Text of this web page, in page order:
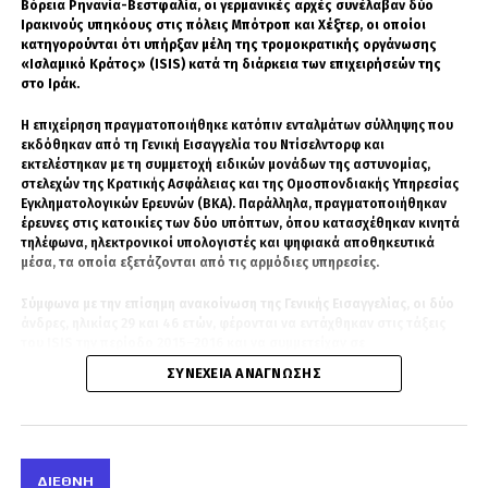
Βόρεια Ρηνανία-Βεστφαλία, οι γερμανικές αρχές συνέλαβαν δύο
Ιρακινούς υπηκόους στις πόλεις Μπότροπ και Χέξτερ, οι οποίοι
κατηγορούνται ότι υπήρξαν μέλη της τρομοκρατικής οργάνωσης
«Ισλαμικό Κράτος» (ISIS) κατά τη διάρκεια των επιχειρήσεών της
στο Ιράκ.
Η επιχείρηση πραγματοποιήθηκε κατόπιν ενταλμάτων σύλληψης που
εκδόθηκαν από τη Γενική Εισαγγελία του Ντίσελντορφ και
εκτελέστηκαν με τη συμμετοχή ειδικών μονάδων της αστυνομίας,
στελεχών της Κρατικής Ασφάλειας και της Ομοσπονδιακής Υπηρεσίας
Εγκληματολογικών Ερευνών (BKA). Παράλληλα, πραγματοποιήθηκαν
έρευνες στις κατοικίες των δύο υπόπτων, όπου κατασχέθηκαν κινητά
τηλέφωνα, ηλεκτρονικοί υπολογιστές και ψηφιακά αποθηκευτικά
μέσα, τα οποία εξετάζονται από τις αρμόδιες υπηρεσίες.
Σύμφωνα με την επίσημη ανακοίνωση της Γενικής Εισαγγελίας, οι δύο
δραστηριότητες της οργάνωσης στο Ιράκ. Οι διώξεις βασίζονται σε
νέα αποδεικτικά στοιχεία που συγκεντρώθηκαν στο πλαίσιο διεθνούς
που προέρχονται από τις πρώην περιοχές δράσης της τζιχαντιστικής
Πηγές της έρευνας αναφέρουν ότι η υπόθεση βρισκόταν υπό
ΣΥΝΈΧΕΙΑ ΑΝΆΓΝΩΣΗΣ
ΔΙΕΘΝΉ